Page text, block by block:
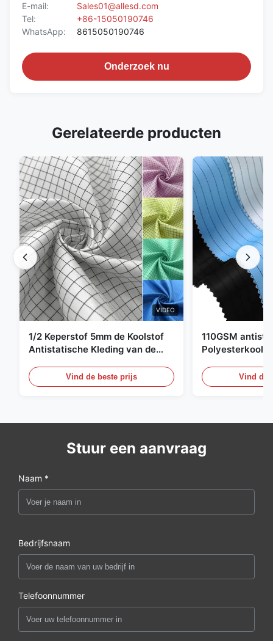
E-mail:
Sales01@allesd.com
Tel:
+86-15050190746
WhatsApp:
8615050190746
Onderzoek nu
Gerelateerde producten
VIDEO
1/2 Keperstof 5mm de Koolstof
Antistatische Kleding van de
Vind de beste prijs
110GSM
Vind de
Stuur een aanvraag
Naam *
Bedrijfsnaam
Telefoonnummer